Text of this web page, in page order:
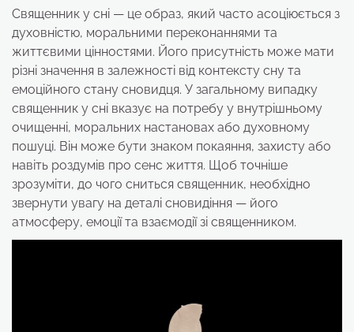
Священник у сні — це образ, який часто асоціюється з
духовністю, моральними переконаннями та
життєвими цінностями. Його присутність може мати
різні значення в залежності від контексту сну та
емоційного стану сновидця. У загальному випадку
священник у сні вказує на потребу у внутрішньому
очищенні, моральних настановах або духовному
пошуці. Він може бути знаком покаяння, захисту або
навіть роздумів про сенс життя. Щоб точніше
зрозуміти, до чого сниться священник, необхідно
звернути увагу на деталі сновидіння — його
атмосферу, емоції та взаємодії зі священником.